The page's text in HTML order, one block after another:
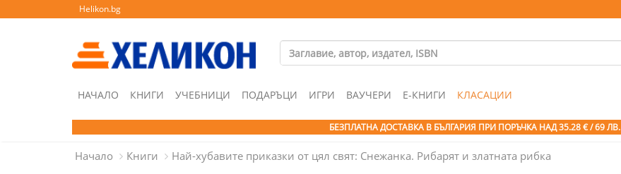
Helikon.bg
НАЧАЛО КНИГИ УЧЕБНИЦИ ПОДАРЪЦИ ИГРИ ВАУЧЕРИ Е-КНИГИ КЛАСАЦИИ
БЕЗПЛАТНА ДОСТАВКА В БЪЛГАРИЯ ПРИ ПОРЪЧКА НАД 35.28 € / 69 ЛВ.
Начало Книги Най-хубавите приказки от цял свят: Снежанка. Рибарят и златната рибка